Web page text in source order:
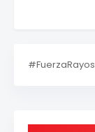
#FuerzaRayos